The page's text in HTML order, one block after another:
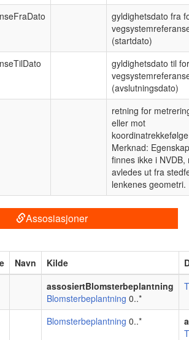
gyldighetsdato fra
(startdato)
gyldighetsdato til for
(avslutningsdato)
retning for
eller mot
Merknad:
finnes ikke i NVDB,
avledes ut fra
lenkenes geometri.
Assosiasjoner
Navn Kilde
assosiertBlomsterbeplantning
Blomsterbeplantning 0..*
Blomsterbeplantning 0..*